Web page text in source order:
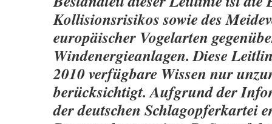
Kollisionsrisikos sowie des
europäischer Vogelarten
Windenergieanlagen. Diese
2010 verfügbare Wissen nur
berücksichtigt. Aufgrund der
der deutschen Schlagopferkartei